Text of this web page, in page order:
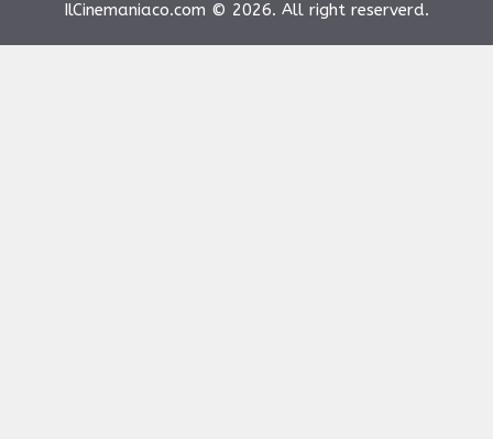
IlCinemaniaco.com © 2026. All right reserverd.